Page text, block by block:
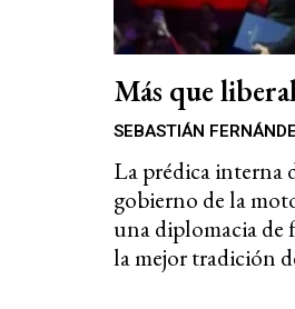
Más que
SEBASTIÁN
La prédica interna
gobierno de la
una diplomacia de
la mejor tradición